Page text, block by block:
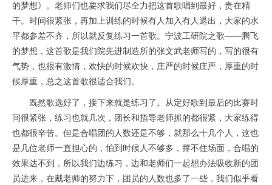
的梦想》。老师们也要求我们尽全力把这首歌唱到最好，贵在精
干。时间很紧张，再加上训练的时候有人加入有人退出，大家的水
平都参差不齐，所以就反复练习一首歌。宁波工研院之歌——腾飞
的梦想，这首歌是我们院先进制造所的张文武老师写的，写的很有
气势，也很有激情，欢快的时候欢快，庄严的时候庄严，厚重的时
候厚重，总之这首歌很适合我们。
既然歌选好了，接下来就是练习了。从定好歌到最后的比赛时
间很紧张，练习也就几次，团长和指导老师抓的都很紧，大家练得
也都很辛苦。但是合唱团的人数还是不够，就那么十几个人，这也
是几位老师一直担心的，怕到时候人不够多，撑不住场面，合唱的
效果达不到，所以我们边练习，边和老师们一起想办法吸收新的团
员进来，在戴老师的努力下，团员的人数也多了一些，我们似乎看